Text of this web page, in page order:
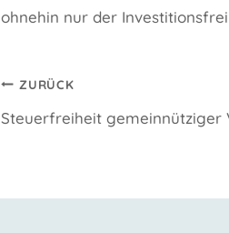
ohnehin nur der
Beitragsnavigation
ZURÜCK
Steuerfreiheit gemeinnütziger